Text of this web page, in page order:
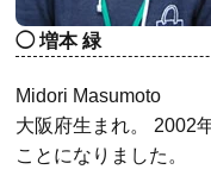
増本 緑
Midori Masumoto
大阪府生まれ。 2002
ことになりました。